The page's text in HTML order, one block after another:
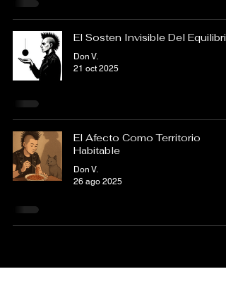
El Sosten Invisible Del Equilibrio
Don V.
21 oct 2025
El Afecto Como Territorio
Habitable
Don V.
26 ago 2025